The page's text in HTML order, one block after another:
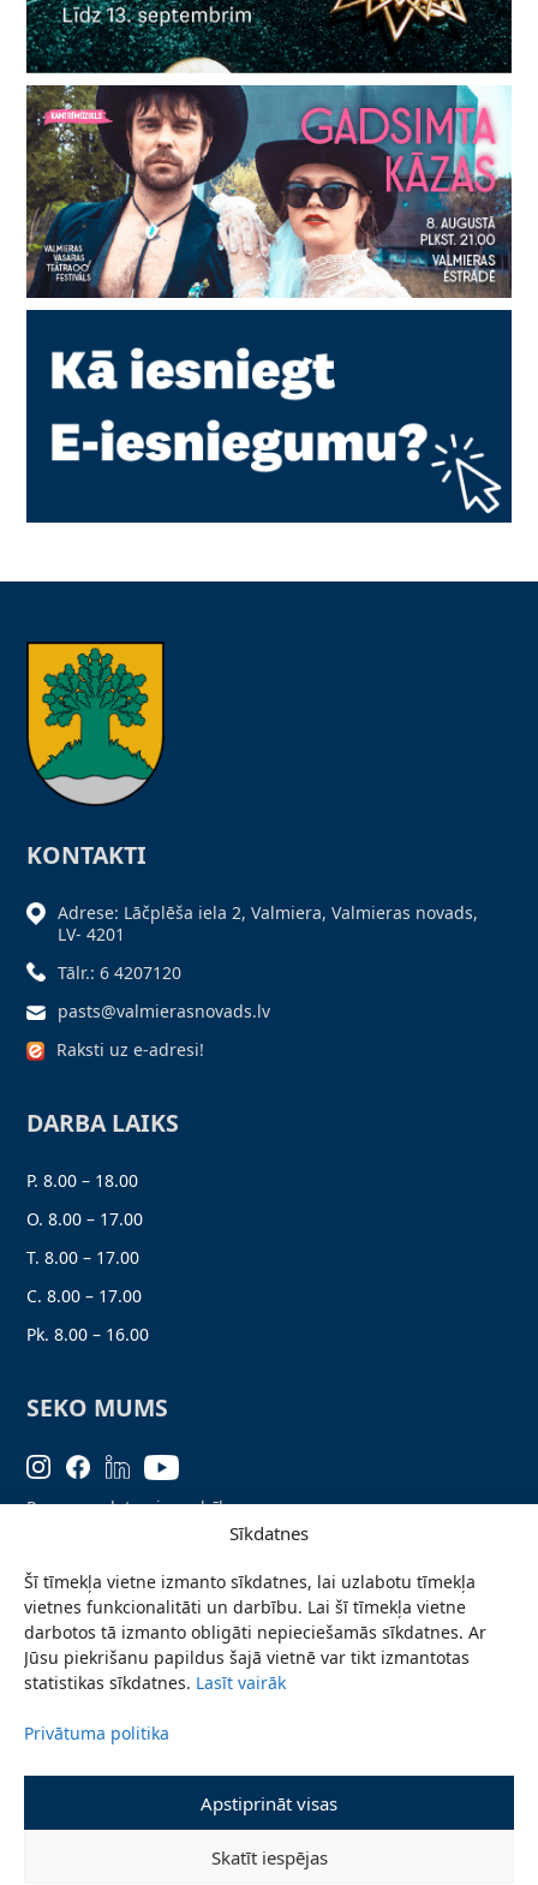
Sīkdatnes
Šī tīmekļa vietne izmanto sīkdatnes, lai uzlabotu tīmekļa
vietnes funkcionalitāti un darbību. Lai šī tīmekļa vietne
darbotos tā izmanto obligāti nepieciešamās sīkdatnes. Ar
Jūsu piekrišanu papildus šajā vietnē var tikt izmantotas
statistikas sīkdatnes. Lasīt vairāk
Privātuma politika
Apstiprināt visas
Skatīt iespējas
KONTAKTI
Adrese: Lāčplēša iela 2, Valmiera, Valmieras novads,
LV- 4201
Tālr.: 6 4207120
pasts@valmierasnovads.lv
Raksti uz e-adresi!
DARBA LAIKS
P. 8.00 – 18.00
O. 8.00 – 17.00
T. 8.00 – 17.00
C. 8.00 – 17.00
Pk. 8.00 – 16.00
SEKO MUMS
Personas datu aizsardzība
Ziņo par problēmu
Pieteikties jaunumiem
Piekļūstamības paziņojums
© 2026 Valmieras novada pašvaldība